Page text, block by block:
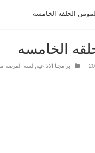
الحلقه الخامسه
الخامسه
برامجنا الاذاعية ,لسه الفرصة